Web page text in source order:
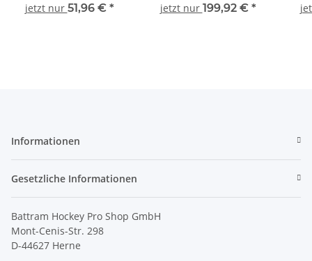
jetzt nur 51,96 € *
jetzt nur 199,92 € *
Informationen
Gesetzliche Informationen
Battram Hockey Pro Shop GmbH
Mont-Cenis-Str. 298
D-44627 Herne